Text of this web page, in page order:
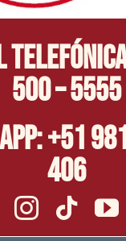
500 – 5555
+51
406